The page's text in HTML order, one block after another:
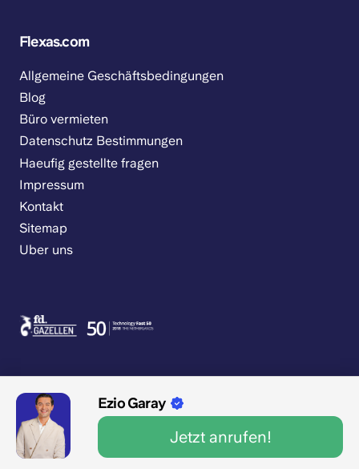
Ezio Garay
Jetzt anrufen!
Flexas.com
Allgemeine Geschäftsbedingungen
Blog
Büro vermieten
Datenschutz Bestimmungen
Haeufig gestellte fragen
Impressum
Kontakt
Sitemap
Uber uns
9.1/10 1545 Bewertungen